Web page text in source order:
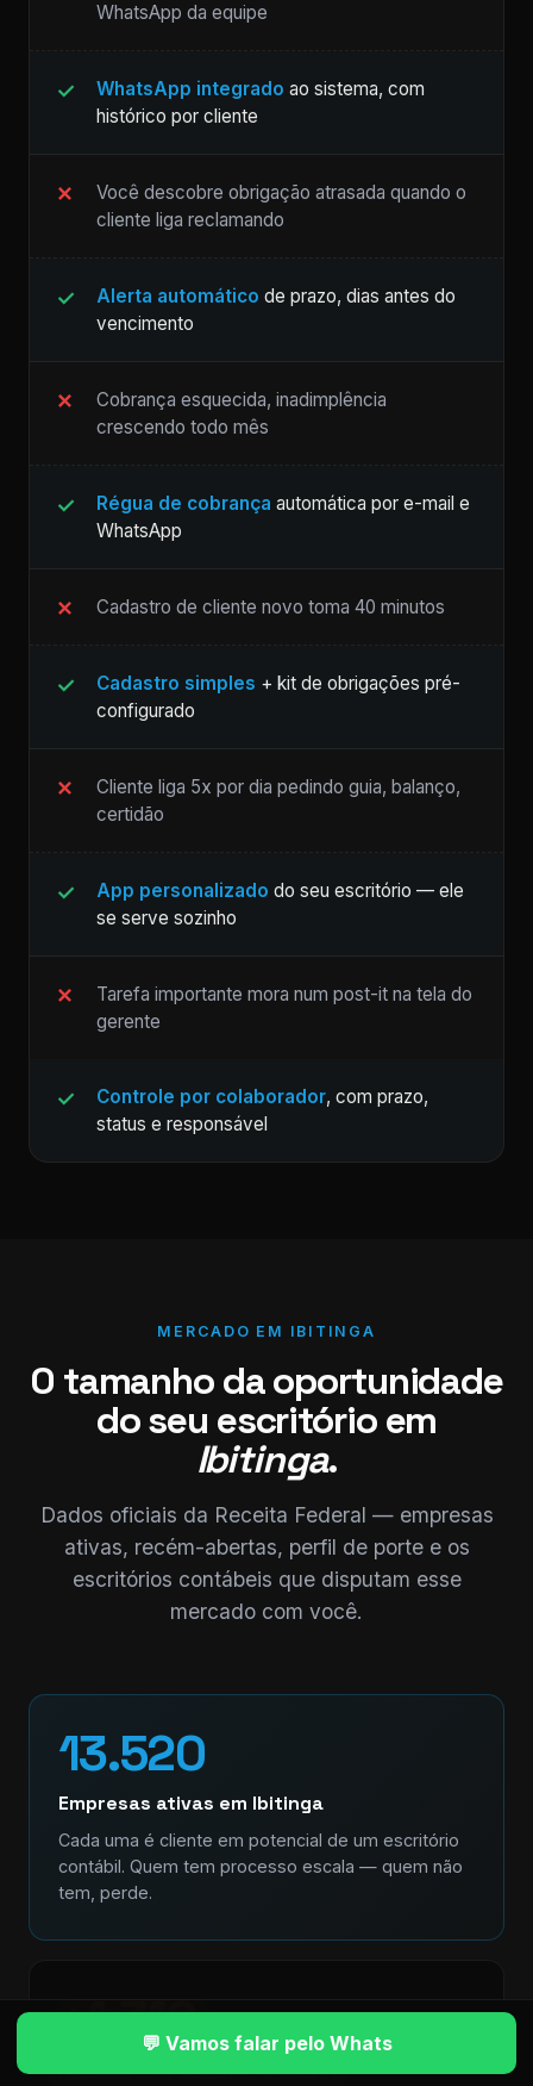
WhatsApp da equipe
WhatsApp integrado ao sistema, com
histórico por cliente
Você descobre obrigação atrasada quando o
cliente liga reclamando
Alerta automático de prazo, dias antes do
vencimento
Cobrança esquecida, inadimplência
crescendo todo mês
Régua de cobrança automática por e-mail e
WhatsApp
Cadastro de cliente novo toma 40 minutos
Cadastro simples + kit de obrigações pré-
configurado
Cliente liga 5x por dia pedindo guia, balanço,
certidão
App personalizado do seu escritório — ele
se serve sozinho
Tarefa importante mora num post-it na tela do
gerente
Controle por colaborador, com prazo,
status e responsável
MERCADO EM IBITINGA
O tamanho da oportunidade
do seu escritório em
Ibitinga.
Dados oficiais da Receita Federal — empresas
ativas, recém-abertas, perfil de porte e os
escritórios contábeis que disputam esse
mercado com você.
13.520
Empresas ativas em Ibitinga
Cada uma é cliente em potencial de um escritório
contábil. Quem tem processo escala — quem não
tem, perde.
+1.319
Abertas nos últimos 12 meses
💬 Vamos falar pelo Whats